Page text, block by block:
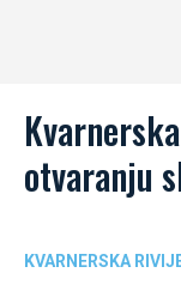
otvaranju
KVARNERSKA